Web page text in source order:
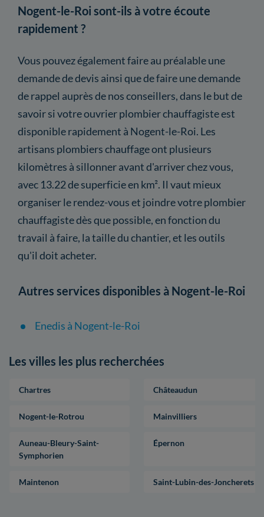
Nogent-le-Roi sont-ils à votre écoute
rapidement ?
Vous pouvez également faire au préalable une
demande de devis ainsi que de faire une demande
de rappel auprès de nos conseillers, dans le but de
savoir si votre ouvrier plombier chauffagiste est
disponible rapidement à Nogent-le-Roi. Les
artisans plombiers chauffage ont plusieurs
kilomètres à sillonner avant d'arriver chez vous,
avec 13.22 de superficie en km². Il vaut mieux
organiser le rendez-vous et joindre votre plombier
chauffagiste dès que possible, en fonction du
travail à faire, la taille du chantier, et les outils
qu'il doit acheter.
Autres services disponibles à Nogent-le-Roi
Enedis à Nogent-le-Roi
Les villes les plus recherchées
Chartres Châteaudun
Nogent-le-Rotrou Mainvilliers
Auneau-Bleury-Saint-
Symphorien
Épernon
Maintenon Saint-Lubin-des-Joncherets